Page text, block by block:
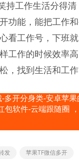
持工作生活分得
功能，能把工作
看工作号，下班
工作的时候效率
，找到生活和工作
多开分身类-安卓苹
包软件-云端跟随圈
发 苹果TF微信多开